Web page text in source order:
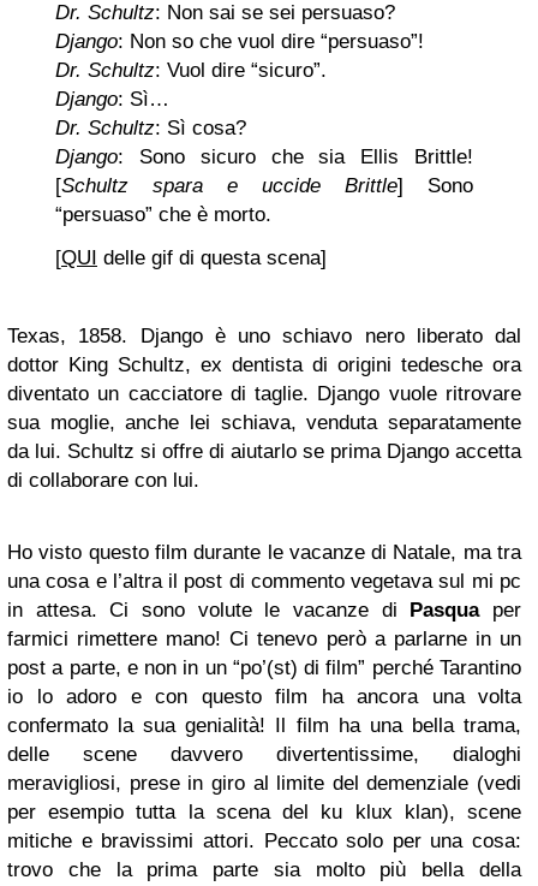
Dr. Schultz: Non sai se sei persuaso?
Django: Non so che vuol dire “persuaso”!
Dr. Schultz: Vuol dire “sicuro”.
Django: Sì…
Dr. Schultz: Sì cosa?
Django: Sono sicuro che sia Ellis Brittle!
[Schultz spara e uccide Brittle] Sono
“persuaso” che è morto.
[QUI delle gif di questa scena]
Texas, 1858. Django è uno schiavo nero liberato dal
dottor King Schultz, ex dentista di origini tedesche ora
diventato un cacciatore di taglie. Django vuole ritrovare
sua moglie, anche lei schiava, venduta separatamente
da lui. Schultz si offre di aiutarlo se prima Django accetta
di collaborare con lui.
Ho visto questo film durante le vacanze di Natale, ma tra
una cosa e l’altra il post di commento vegetava sul mi pc
in attesa. Ci sono volute le vacanze di Pasquaper
farmici rimettere mano! Ci tenevo però a parlarne in un
post a parte, e non in un “po’(st) di film” perché Tarantino
io lo adoro e con questo film ha ancora una volta
confermato la sua genialità! Il film ha una bella trama,
delle scene davvero divertentissime, dialoghi
meravigliosi, prese in giro al limite del demenziale (vedi
per esempio tutta la scena del ku klux klan), scene
mitiche e bravissimi attori. Peccato solo per una cosa:
trovo che la prima parte sia molto più bella della